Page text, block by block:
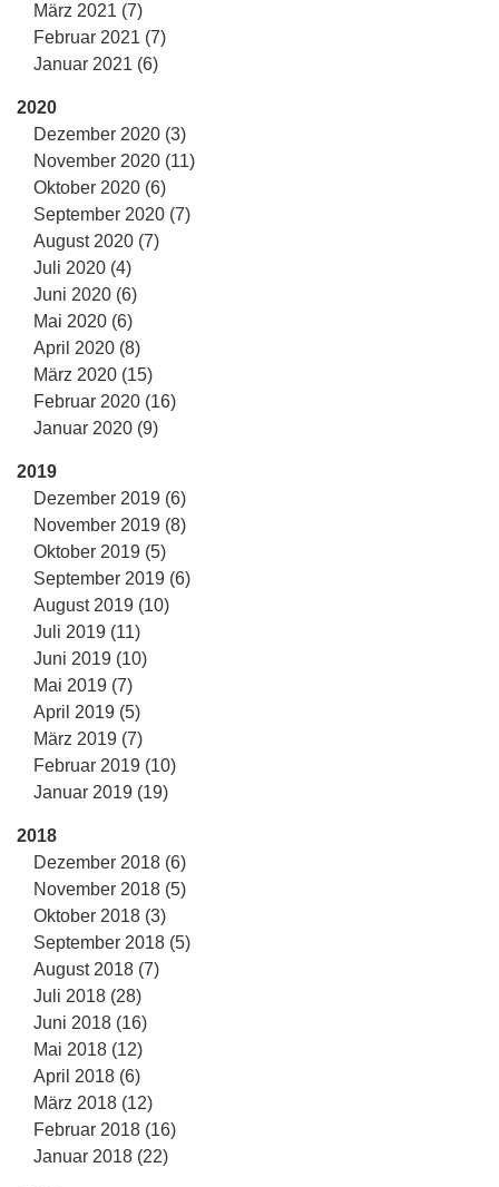
März 2021 (7)
Februar 2021 (7)
Januar 2021 (6)
2020
Dezember 2020 (3)
November 2020 (11)
Oktober 2020 (6)
September 2020 (7)
August 2020 (7)
Juli 2020 (4)
Juni 2020 (6)
Mai 2020 (6)
April 2020 (8)
März 2020 (15)
Februar 2020 (16)
Januar 2020 (9)
2019
Dezember 2019 (6)
November 2019 (8)
Oktober 2019 (5)
September 2019 (6)
August 2019 (10)
Juli 2019 (11)
Juni 2019 (10)
Mai 2019 (7)
April 2019 (5)
März 2019 (7)
Februar 2019 (10)
Januar 2019 (19)
2018
Dezember 2018 (6)
November 2018 (5)
Oktober 2018 (3)
September 2018 (5)
August 2018 (7)
Juli 2018 (28)
Juni 2018 (16)
Mai 2018 (12)
April 2018 (6)
März 2018 (12)
Februar 2018 (16)
Januar 2018 (22)